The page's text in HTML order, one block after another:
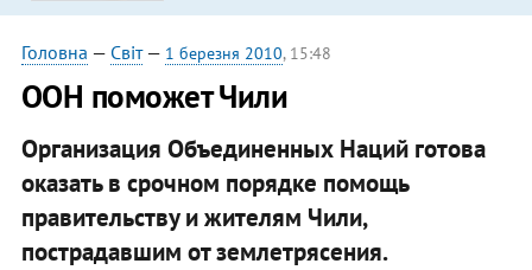
Головна — Світ— 1 березня 2010, 15:48
ООН поможет Чили
Организация Объединенных Наций готова
оказать в срочном порядке помощь
правительству и жителям Чили,
пострадавшим от землетрясения.